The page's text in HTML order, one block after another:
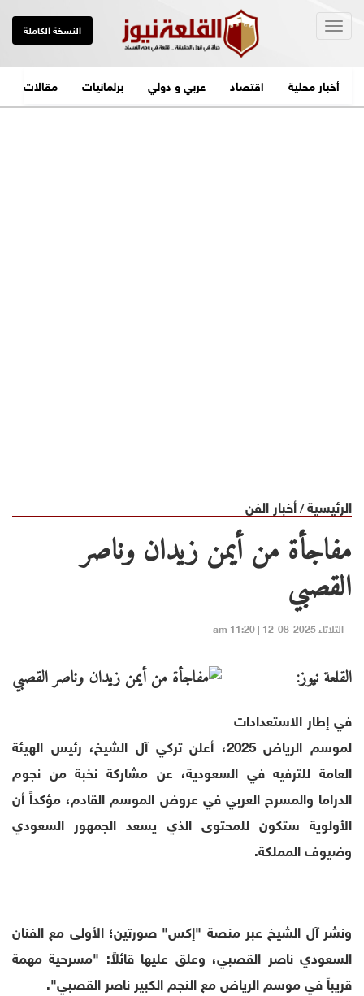
النسخة الكاملة
أخبار محلية اقتصاد عربي و دولي برلمانيات مقالات
الرئيسية/أخبار الفن
مفاجأة من أيمن زيدان وناصر
القصبي
الثلاثاء 2025-08-12 | 11:20 am
القلعة نيوز:
في إطار الاستعدادات
لموسم الرياض 2025، أعلن تركي آل الشيخ، رئيس الهيئة
العامة للترفيه في السعودية، عن مشاركة نخبة من نجوم
الدراما والمسرح العربي في عروض الموسم القادم، مؤكداً أن
الأولوية ستكون للمحتوى الذي يسعد الجمهور السعودي
وضيوف المملكة.
ونشر آل الشيخ عبر منصة "إكس" صورتين؛ الأولى مع الفنان
السعودي ناصر القصبي، وعلق عليها قائلاً: "مسرحية مهمة
قريباً في موسم الرياض مع النجم الكبير ناصر القصبي".